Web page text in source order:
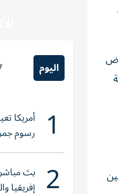
اليوم 7
1 رسوم
2 بث